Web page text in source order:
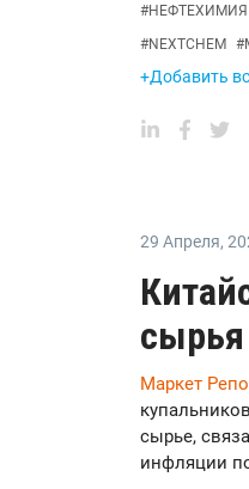
#НЕФТЕХИМИЯ
#NEXTCHEM #
+Добавить
29 Апреля,
сырья
Маркет
сырье,
инфляции